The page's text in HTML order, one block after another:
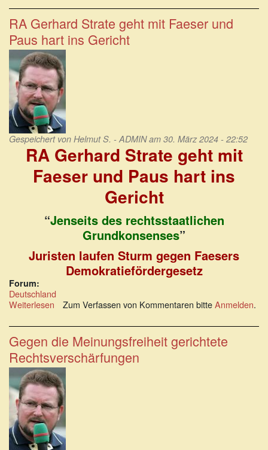
unterminiert
Rechtsstaat
und
Gerechtigkeit
RA Gerhard Strate geht mit Faeser und
Paus hart ins Gericht
Gespeichert von Helmut S. - ADMINam 30. März 2024 - 22:52
RA Gerhard Strate geht mit
Faeser und Paus hart ins
Gericht
“Jenseits des rechtsstaatlichen
Grundkonsenses”
Juristen laufen Sturm gegen Faesers
Demokratiefördergesetz
Forum:
Deutschland
Weiterlesen über
Gerhard
Strate
geht
mit
Faeser
und
Paus
hart
ins
Gericht
Zum Verfassen von Kommentaren bitteAnmelden.
Gegen die Meinungsfreiheit gerichtete
Rechtsverschärfungen